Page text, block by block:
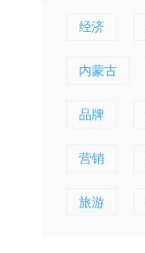
经济
内蒙古
品牌
营销
旅游